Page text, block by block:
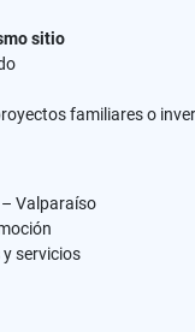
sitio
familiares o
– Valparaíso
servicios